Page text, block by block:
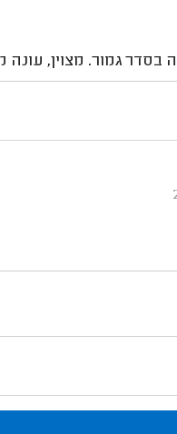
גמור. מצוין, עונה